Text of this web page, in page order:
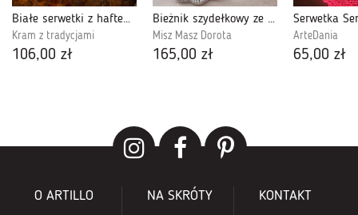
Białe serwetki z haftem szamotulskim
Kram z tradycjami
106,00 zł
Bieżnik szydełkowy ze sznurka 40cmx75cm
Misz Masz Dorota
165,00 zł
Serwetka
ArteDania
65,00 zł
O ARTILLO NA SKRÓTY KONTAKT